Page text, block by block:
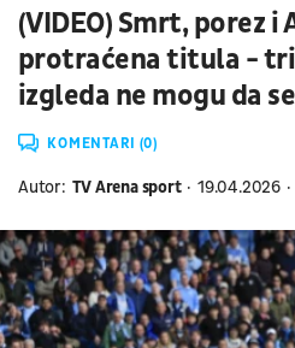
(VIDEO) Smrt, porez i
protraćena titula -
izgleda ne mogu da
KOMENTARI (0)
Autor: TV Arena sport 19.04.2026